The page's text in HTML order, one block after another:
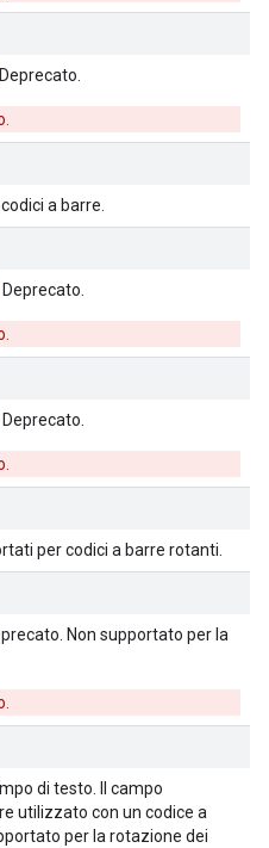
. Deprecato.
a barre.
. Deprecato.
. Deprecato.
per codici a barre rotanti.
Non supportato per la
di testo. Il campo
utilizzato con un codice a
per la rotazione dei